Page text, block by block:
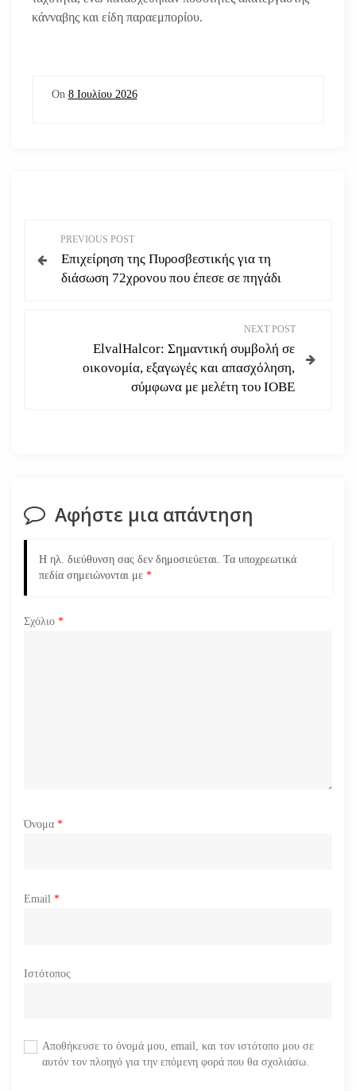
κάνναβης και είδη παραεμπορίου.
On 8 Ιουλίου 2026
λ
ά
θ
ρ
PREVIOUS POST
Επιχείρηση της Πυροσβεστικής για τη
διάσωση 72χρονου που έπεσε σε πηγάδι
NEXT POST
ElvalHalcor: Σημαντική συμβολή σε
οικονομία, εξαγωγές και απασχόληση,
σύμφωνα με μελέτη του ΙΟΒΕ
Αφήστε μια απάντηση
Η ηλ. διεύθυνση σας δεν δημοσιεύεται. Τα υποχρεωτικά
πεδία σημειώνονται με *
Σχόλιο *
Όνομα *
Email *
Ιστότοπος
Αποθήκευσε το όνομά μου, email, και τον ιστότοπο μου σε
αυτόν τον πλοηγό για την επόμενη φορά που θα σχολιάσω.